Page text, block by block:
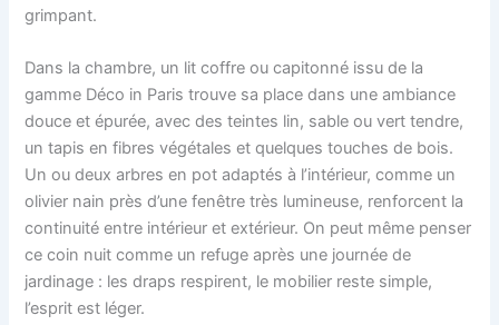
grimpant.
Dans la chambre, un lit coffre ou capitonné issu de la
gamme Déco in Paris trouve sa place dans une ambiance
douce et épurée, avec des teintes lin, sable ou vert tendre,
un tapis en fibres végétales et quelques touches de bois.
Un ou deux arbres en pot adaptés à l’intérieur, comme un
olivier nain près d’une fenêtre très lumineuse, renforcent la
continuité entre intérieur et extérieur. On peut même penser
ce coin nuit comme un refuge après une journée de
jardinage : les draps respirent, le mobilier reste simple,
l’esprit est léger.